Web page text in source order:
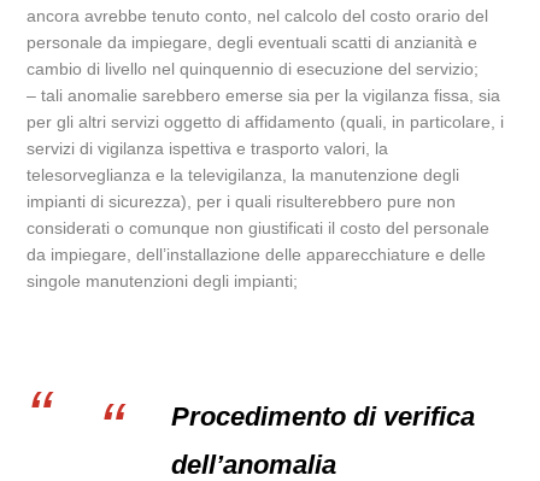
ancora avrebbe tenuto conto, nel calcolo del costo orario del
personale da impiegare, degli eventuali scatti di anzianità e
cambio di livello nel quinquennio di esecuzione del servizio;
– tali anomalie sarebbero emerse sia per la vigilanza fissa, sia
per gli altri servizi oggetto di affidamento (quali, in particolare, i
servizi di vigilanza ispettiva e trasporto valori, la
telesorveglianza e la televigilanza, la manutenzione degli
impianti di sicurezza), per i quali risulterebbero pure non
considerati o comunque non giustificati il costo del personale
da impiegare, dell’installazione delle apparecchiature e delle
singole manutenzioni degli impianti;
Procedimento di verifica
dell’anomalia